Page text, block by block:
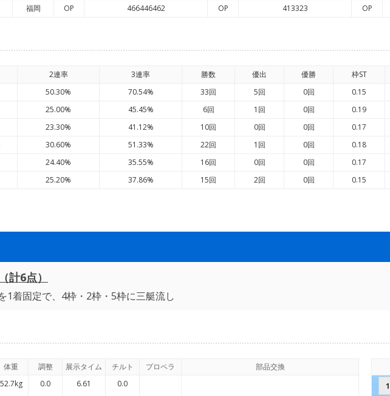
福岡 OP 466446462 OP 413323 OP
2連率 3連率 勝数 優出 優勝 枠ST
50.30% 70.54% 33回 5回 0回 0.15
25.00% 45.45% 6回 1回 0回 0.19
23.30% 41.12% 10回 0回 0回 0.17
30.60% 51.33% 22回 1回 0回 0.18
24.40% 35.55% 16回 0回 0回 0.17
25.20% 37.86% 15回 2回 0回 0.15
計6点）
1着固定で、4枠・2枠・5枠に三艇流し
体重 調整 展示タイム チルト プロペラ
部品交換
52.7kg 0.0 6.61 0.0
1